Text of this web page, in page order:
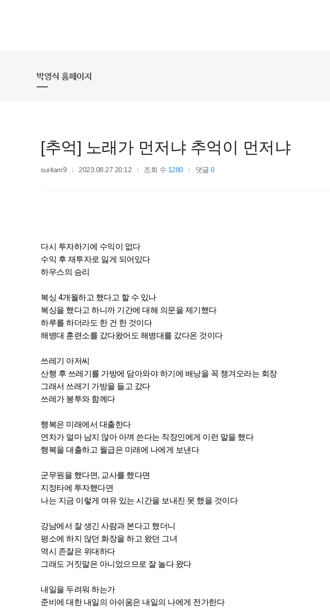
박영식 홈페이지
[추억] 노래가 먼저냐 추억이 먼저냐
suritam9 2023.08.27 20:12 조회 수 1280 댓글0
다시 투자하기에 수익이 없다
수익 후 재투자로 잃게 되어있다
하우스의 승리
복싱 4개월하고 했다고 할 수 있나
복싱을 했다고 하니까 기간에 대해 의문을 제기했다
하루를 하더라도 한 건 한 것이다
해병대 훈련소를 갔다왔어도 해병대를 갔다온 것이다
쓰레기 아저씨
산행 후 쓰레기를 가방에 담아와야 하기에 배낭을 꼭 챙겨오라는 회장
그래서 쓰레기 가방을 들고 갔다
쓰레가 봉투와 함께다
행복은 미래에서 대출한다
연차가 얼마 남지 않아 아껴 쓴다는 직장인에게 이런 말을 했다
행복을 대출하고 월급은 미래에 나에게 보낸다
군무원을 했다면, 교사를 했다면
지정타에 투자했다면
나는 지금 이렇게 여유 있는 시간을 보내진 못 했을 것이다
강남에서 잘 생긴 사람과 본다고 했더니
평소에 하지 않던 화장을 하고 왔던 그녀
역시 존잘은 위대하다
그래도 거짓말은 아니었으므로 잘 놀다 왔다
내일을 두려워 하는가
준비에 대한 내일의 아쉬움은 내일의 나에게 전가한다